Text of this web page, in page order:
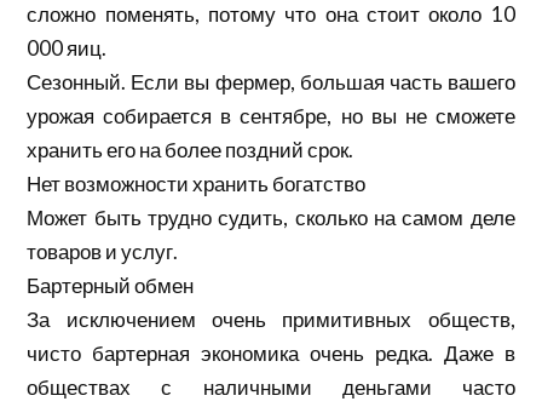
сложно поменять, потому что она стоит около 10
000 яиц.
Сезонный. Если вы фермер, большая часть вашего
урожая собирается в сентябре, но вы не сможете
хранить его на более поздний срок.
Нет возможности хранить богатство
Может быть трудно судить, сколько на самом деле
товаров и услуг.
Бартерный обмен
За исключением очень примитивных обществ,
чисто бартерная экономика очень редка. Даже в
обществах с наличными деньгами часто